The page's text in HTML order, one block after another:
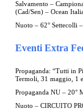
Salvamento –
(Cad/Sen) – Ocean
Nuoto – 62° Settecolli
Eventi Extra
Propaganda: “Tutti in
Termoli, 31 maggio, 1
Propaganda NU – 20°
Nuoto – CIRCUITO